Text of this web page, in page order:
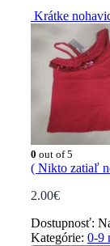
Krátke
0 out of 5
( Nikto zatiaľ
2.00€
Dostupnosť:
Kategórie: 0-9